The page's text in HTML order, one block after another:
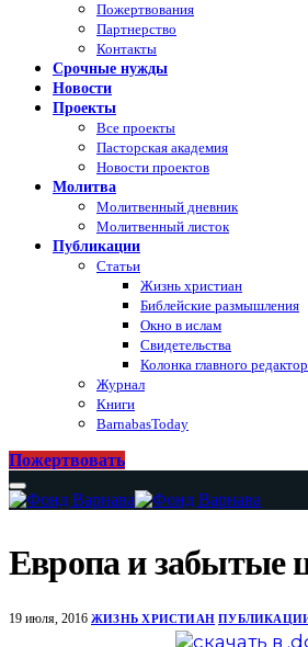
Пожертвования
Партнерство
Контакты
Срочные нужды
Новости
Проекты
Все проекты
Пасторская академия
Новости проектов
Молитва
Молитвенный дневник
Молитвенный листок
Публикации
Статьи
Жизнь христиан
Библейские размышления
Окно в ислам
Свидетельства
Колонка главного
Журнал
Книги
BarnabasToday
Пожертвовать
Европа и забытые
19 июля, 2016 ЖИЗНЬ ХРИСТИАН